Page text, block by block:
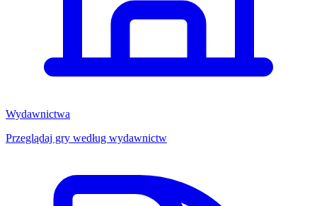
Wydawnictwa
Przeglądaj gry według wydawnictw